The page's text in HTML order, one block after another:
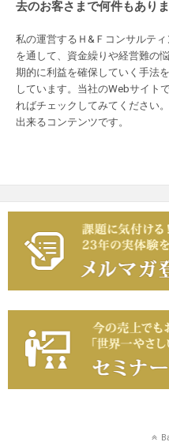
去のお客さまで何件もありま
私の運営するＨ&Ｆコンサルテ
を通して、資金繰りや経営難の
期的に利益を確保していく手法
しています。当社のWebサイト
ればチェックしてみてください
出来るコンテンツです。